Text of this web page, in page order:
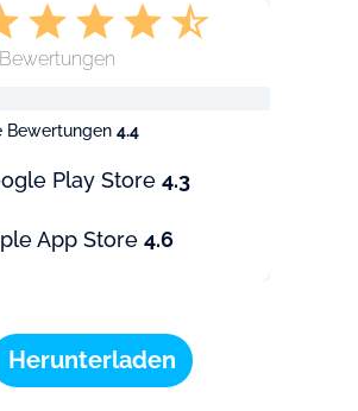
Bewertungen 4.4
Play Store 4.3
App Store 4.6
Herunterladen